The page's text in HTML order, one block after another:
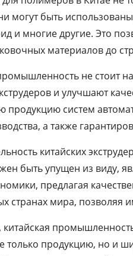
могут быть
и многие другие. Это
материалов до
не стоит
и улучшают
продукцию систем
а также
китайских
быть упущен из виду,
предлагая
странах мира, позволяя
китайская
только продукцию, но и